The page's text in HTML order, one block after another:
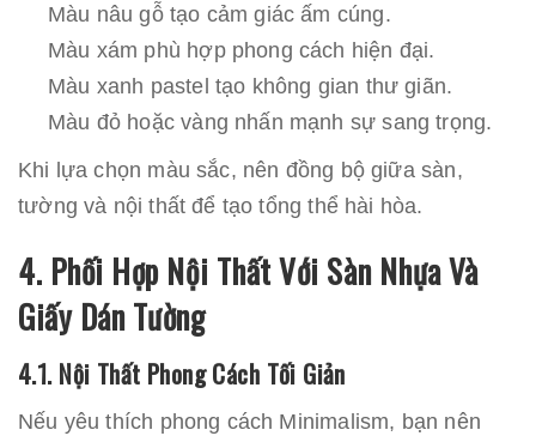
Màu nâu gỗ tạo cảm giác ấm cúng.
Màu xám phù hợp phong cách hiện đại.
Màu xanh pastel tạo không gian thư giãn.
Màu đỏ hoặc vàng nhấn mạnh sự sang trọng.
Khi lựa chọn màu sắc, nên đồng bộ giữa sàn,
tường và nội thất để tạo tổng thể hài hòa.
4. Phối Hợp Nội Thất Với Sàn Nhựa Và
Giấy Dán Tường
4.1. Nội Thất Phong Cách Tối Giản
Nếu yêu thích phong cách Minimalism, bạn nên